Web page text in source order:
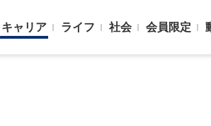
キャリア ライフ 社会 会員限定